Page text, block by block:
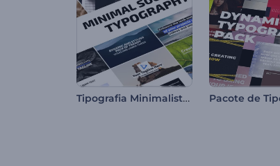
Tipografia Minimalista para Redes Sociais